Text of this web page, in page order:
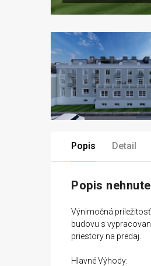
Popis Detail
Popis
Výnimočná
budovu s
priestory na predaj.
Hlavné Výhody: